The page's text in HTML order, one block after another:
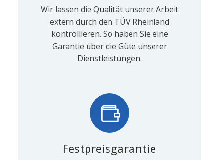
Wir lassen die Qualität unserer Arbeit
extern durch den TÜV Rheinland
kontrollieren. So haben Sie eine
Garantie über die Güte unserer
Dienstleistungen.
Festpreisgarantie